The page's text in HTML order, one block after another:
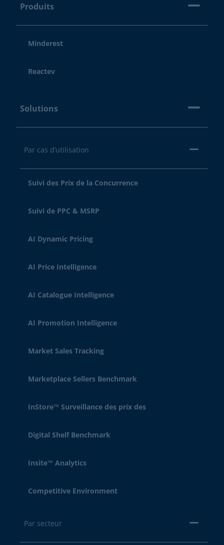
Produits
Minderest
Reactev
Solutions
Par cas d’utilisation
Suivi des Prix de la Concurrence
Suivi de PPC & MSRP
AI Dynamic Pricing
AI Price Intelligence
AI Catalogue Intelligence
AI Promotion Intelligence
Market Sales Tracking
Marketplace Sellers Benchmark
InStore™ Surveillance des prix des
Digital Shelf Benchmark
Insite™ Analytics
Competitive Environment
Par secteur